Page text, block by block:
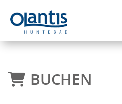
BUCHEN